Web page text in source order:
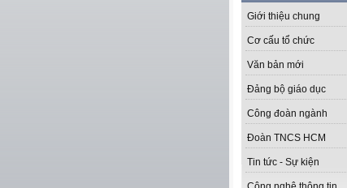
Giới thiệu chung
Cơ cấu tổ chức
Văn bản mới
Đảng bộ giáo dục
Công đoàn ngành
Đoàn TNCS HCM
Tin tức - Sự kiện